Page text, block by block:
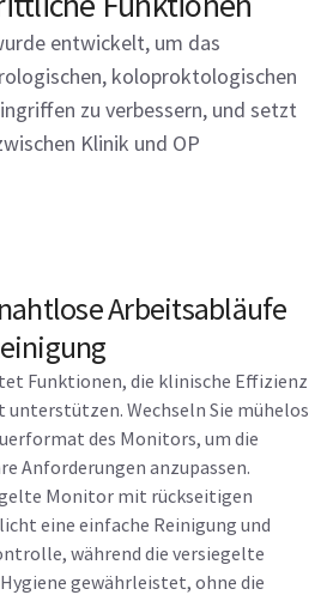
entwickelt, um das
koloproktologischen
zu verbessern, und setzt
Klinik und OP
Arbeitsabläufe
Funktionen, die klinische Effizienz
Wechseln Sie mühelos
des Monitors, um die
Anforderungen anzupassen.
Monitor mit rückseitigen
eine einfache Reinigung und
während die versiegelte
gewährleistet, ohne die